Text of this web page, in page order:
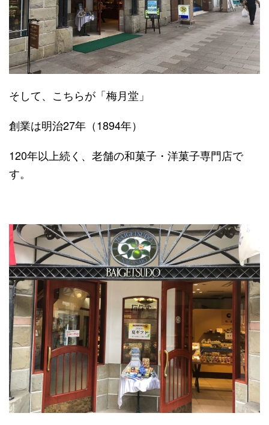
そして、こちらが「梅月堂」
創業は明治27年（1894年）
120年以上続く、老舗の和菓子・洋菓子専門店で
す。